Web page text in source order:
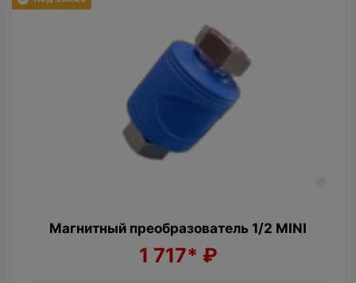
Магнитный преобразователь 1/2 MINI
1 717* ₽